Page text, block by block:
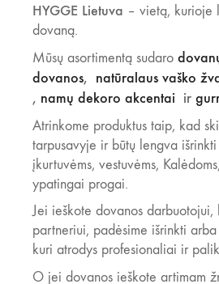
HYGGE Lietuva – vietą, kurioje
dovaną.
Mūsų asortimentą sudaro
dovanos, natūralaus vaško
, namų dekoro akcentai ir
Atrinkome produktus taip, kad
tarpusavyje ir būtų lengva
įkurtuvėms, vestuvėms,
ypatingai progai.
Jei ieškote dovanos
partneriui, padėsime išrinkti
kuri atrodys profesionaliai ir
O jei dovanos ieškote artimam